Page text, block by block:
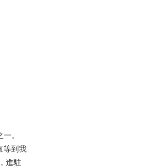
。
等到我
進駐